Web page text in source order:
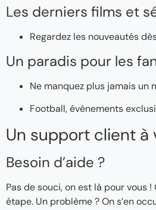
Les derniers films et
Regardez les nouveautés
Un paradis pour les
Ne manquez plus jamais un
Football, événements
Un support client à
Besoin d’aide ?
Pas de souci, on est là pour vous
étape. Un problème ? On s’en